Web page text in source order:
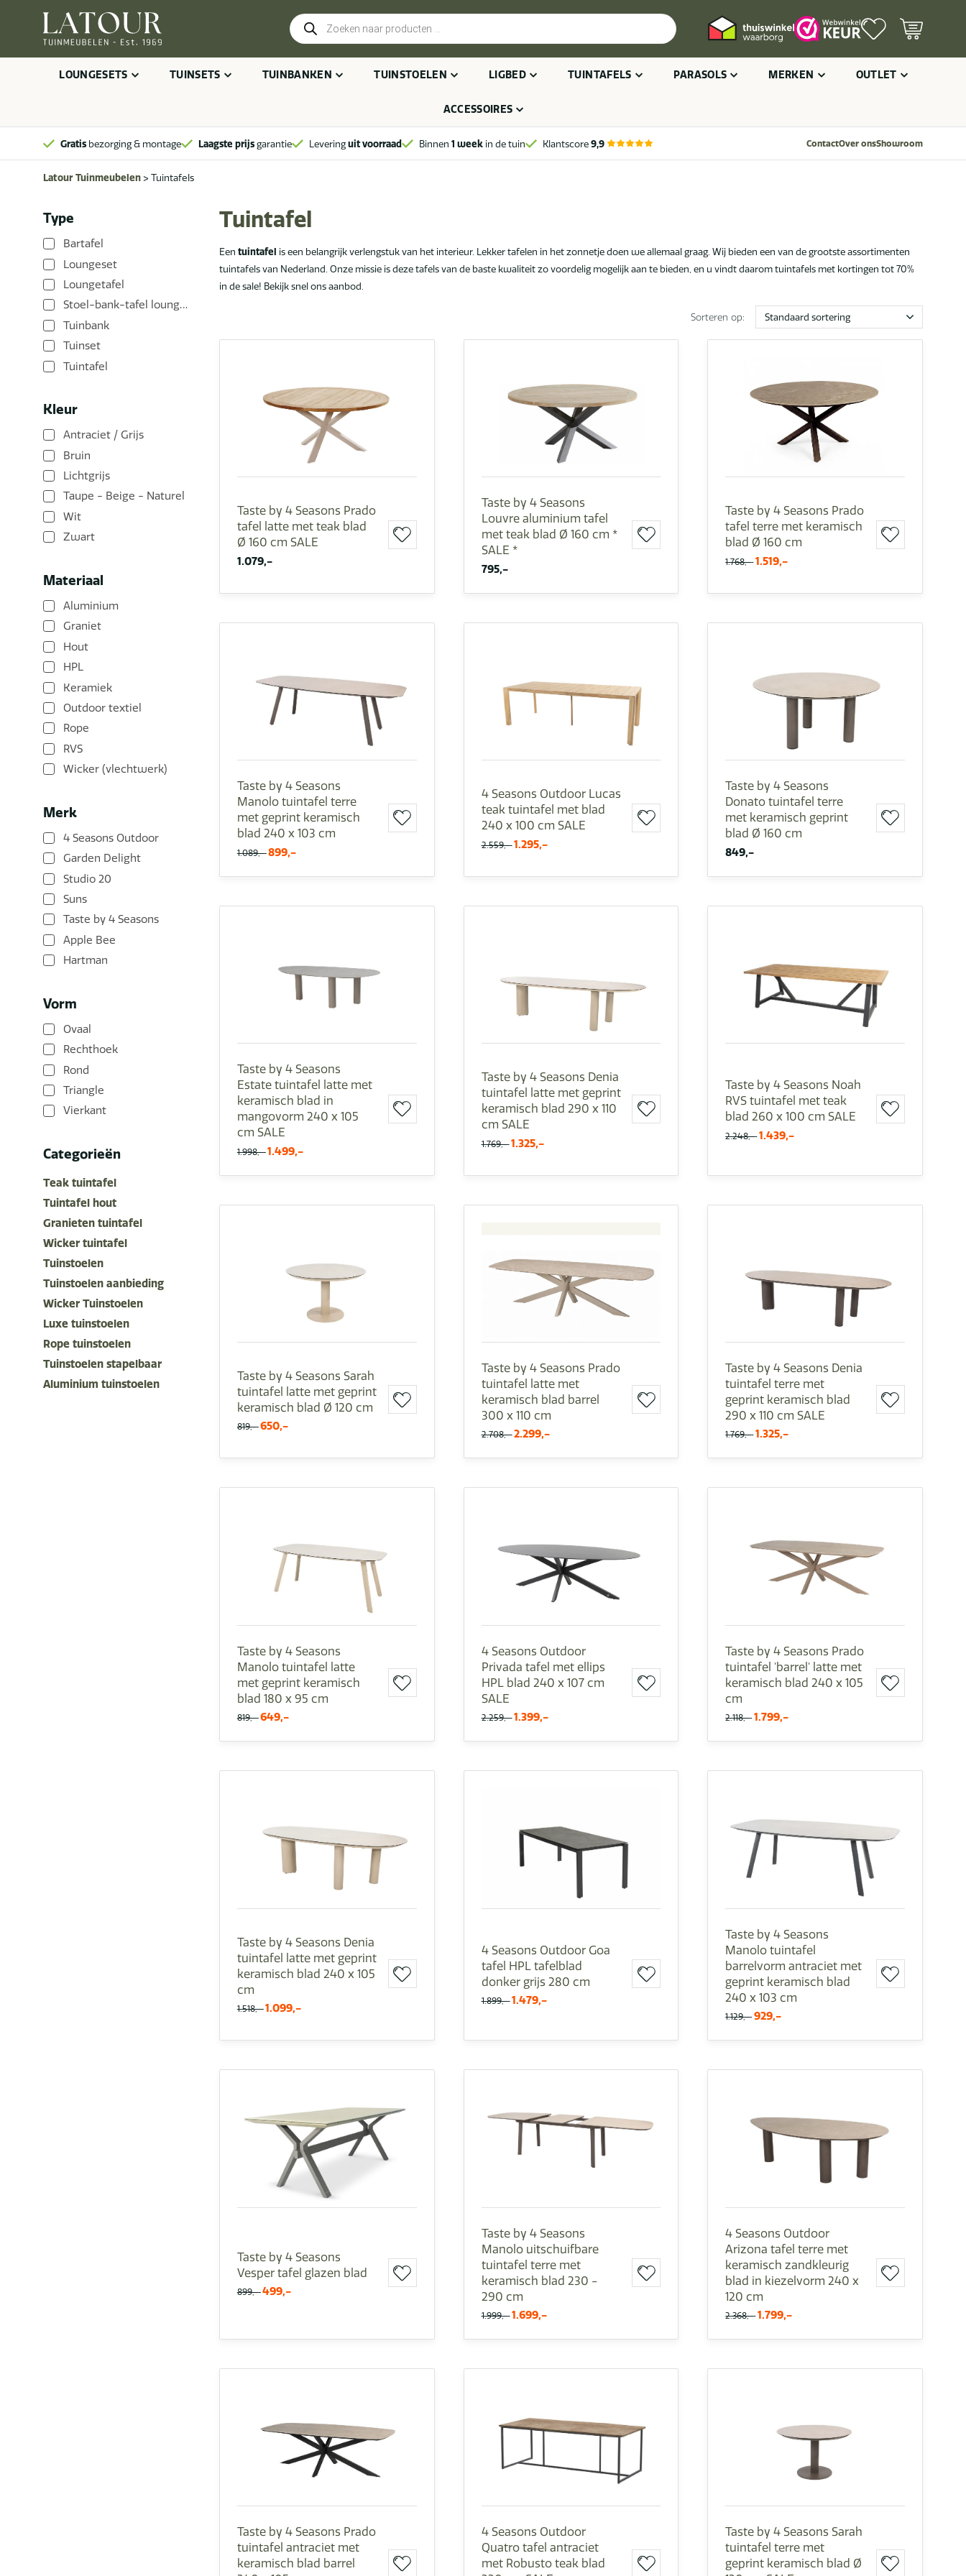
Producten
zoeken
LOUNGESETS TUINSETS TUINBANKEN TUINSTOELEN LIGBED TUINTAFELS PARASOLS MERKEN OUTLET
ACCESSOIRES
Gratis bezorging & montage Laagste prijsgarantie Leveringuit voorraad Binnen 1 week in de tuin Klantscore9,9 ContactOver onsShowroom
Latour Tuinmeubelen> Tuintafels
Type
Bartafel
Loungeset
Loungetafel
Stoel-bank-tafel loungeset
Tuinbank
Tuinset
Tuintafel
Kleur
Antraciet / Grijs
Bruin
Lichtgrijs
Taupe - Beige - Naturel
Wit
Zwart
Materiaal
Aluminium
Graniet
Hout
HPL
Keramiek
Outdoor textiel
Rope
RVS
Wicker (vlechtwerk)
Merk
4 Seasons Outdoor
Garden Delight
Studio 20
Suns
Taste by 4 Seasons
Apple Bee
Hartman
Vorm
Ovaal
Rechthoek
Rond
Triangle
Vierkant
Categorieën
Teak tuintafel
Tuintafel hout
Granieten tuintafel
Wicker tuintafel
Tuinstoelen
Tuinstoelen aanbieding
Wicker Tuinstoelen
Luxe tuinstoelen
Rope tuinstoelen
Tuinstoelen stapelbaar
Aluminium tuinstoelen
Tuintafel
Een tuintafel is een belangrijk verlengstuk van het interieur. Lekker tafelen in het zonnetje doen we allemaal graag. Wij bieden een van de grootste assortimenten
tuintafels van Nederland. Onze missie is deze tafels van de baste kwaliteit zo voordelig mogelijk aan te bieden, en u vindt daarom tuintafels met kortingen tot 70%
in de sale! Bekijk snel ons aanbod.
Sorteren op:
Taste by 4 Seasons Prado
tafel latte met teak blad
Ø 160 cm SALE
1.079,-
Taste by 4 Seasons
Louvre aluminium tafel
met teak blad Ø 160 cm *
SALE *
795,-
Taste by 4 Seasons Prado
tafel terre met keramisch
blad Ø 160 cm
1.768,- 1.519,-
Taste by 4 Seasons
Manolo tuintafel terre
met geprint keramisch
blad 240 x 103 cm
1.089,- 899,-
4 Seasons Outdoor Lucas
teak tuintafel met blad
240 x 100 cm SALE
2.559,- 1.295,-
Taste by 4 Seasons
Donato tuintafel terre
met keramisch geprint
blad Ø 160 cm
849,-
Taste by 4 Seasons
Estate tuintafel latte met
keramisch blad in
mangovorm 240 x 105
cm SALE
1.998,- 1.499,-
Taste by 4 Seasons Denia
tuintafel latte met geprint
keramisch blad 290 x 110
cm SALE
1.769,- 1.325,-
Taste by 4 Seasons Noah
RVS tuintafel met teak
blad 260 x 100 cm SALE
2.248,- 1.439,-
Taste by 4 Seasons Sarah
tuintafel latte met geprint
keramisch blad Ø 120 cm
819,- 650,-
Taste by 4 Seasons Prado
tuintafel latte met
keramisch blad barrel
300 x 110 cm
2.708,- 2.299,-
Taste by 4 Seasons Denia
tuintafel terre met
geprint keramisch blad
290 x 110 cm SALE
1.769,- 1.325,-
Taste by 4 Seasons
Manolo tuintafel latte
met geprint keramisch
blad 180 x 95 cm
819,- 649,-
4 Seasons Outdoor
Privada tafel met ellips
HPL blad 240 x 107 cm
SALE
2.259,- 1.399,-
Taste by 4 Seasons Prado
tuintafel 'barrel' latte met
keramisch blad 240 x 105
cm
2.118,- 1.799,-
Taste by 4 Seasons Denia
tuintafel latte met geprint
keramisch blad 240 x 105
cm
1.518,- 1.099,-
4 Seasons Outdoor Goa
tafel HPL tafelblad
donker grijs 280 cm
1.899,- 1.479,-
Taste by 4 Seasons
Manolo tuintafel
barrelvorm antraciet met
geprint keramisch blad
240 x 103 cm
1.129,- 929,-
Taste by 4 Seasons
Vesper tafel glazen blad
899,- 499,-
Taste by 4 Seasons
Manolo uitschuifbare
tuintafel terre met
keramisch blad 230 -
290 cm
1.999,- 1.699,-
4 Seasons Outdoor
Arizona tafel terre met
keramisch zandkleurig
blad in kiezelvorm 240 x
120 cm
2.368,- 1.799,-
Taste by 4 Seasons Prado
tuintafel antraciet met
keramisch blad barrel
4 Seasons Outdoor
Quatro tafel antraciet
met Robusto teak blad
Taste by 4 Seasons Sarah
tuintafel terre met
geprint keramisch blad Ø